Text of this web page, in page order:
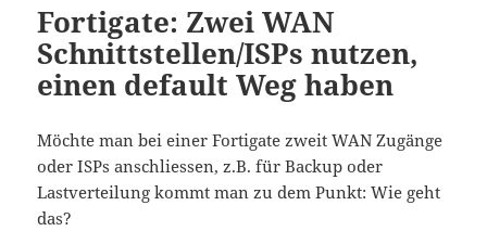
Fortigate: Zwei WAN
Schnittstellen/ISPs nutzen,
einen default Weg haben
Möchte man bei einer Fortigate zweit WAN Zugänge
oder ISPs anschliessen, z.B. für Backup oder
Lastverteilung kommt man zu dem Punkt: Wie geht
das?